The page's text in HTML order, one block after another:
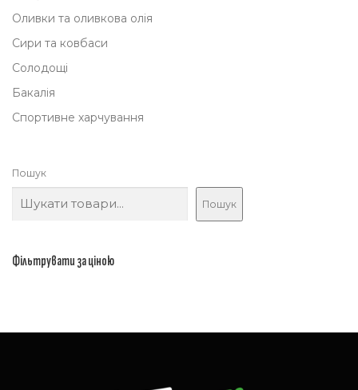
Оливки та оливкова олія
Сири та ковбаси
Солодощі
Бакалія
Спортивне харчування
Пошук
Пошук
Фільтрувати за ціною